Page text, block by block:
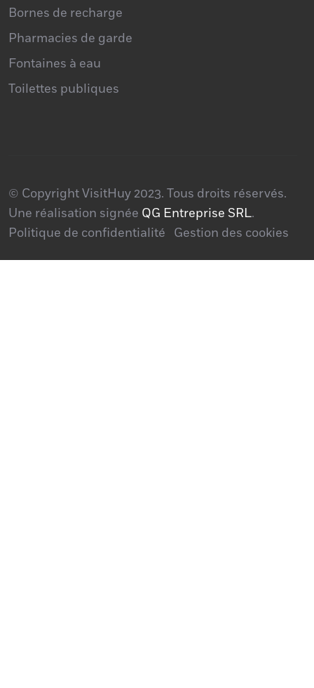
Bornes de recharge
Pharmacies de garde
Fontaines à eau
Toilettes publiques
© Copyright VisitHuy 2023. Tous droits réservés.
Une réalisation signée QG Entreprise SRL.
Politique de confidentialité Gestion des cookies